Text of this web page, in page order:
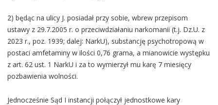
2) będąc na ulicy J. posiadał przy sobie, wbrew przepisom
ustawy z 29.7.2005 r. o przeciwdziałaniu narkomanii (t.j. Dz.U. z
2023 r., poz. 1939; dalej: NarkU), substancję psychotropową w
postaci amfetaminy w ilości 0,76 grama, a mianowicie występku
z art. 62 ust. 1 NarkU i za to wymierzył mu karę 7 miesięcy
pozbawienia wolności.
Jednocześnie Sąd I instancji połączył jednostkowe kary